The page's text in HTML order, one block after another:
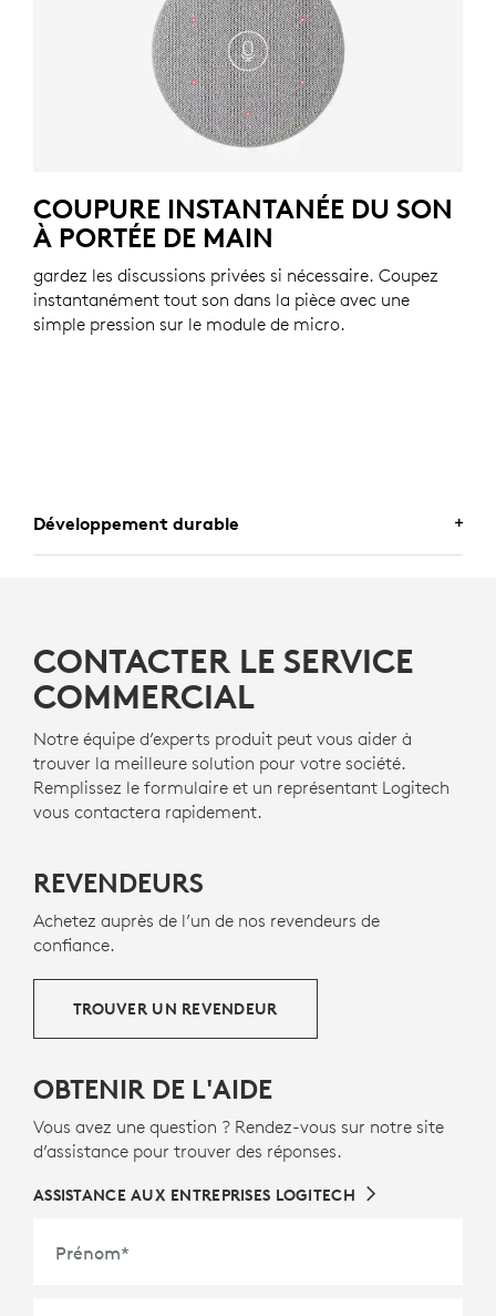
COUPURE INSTANTANÉE DU SON
À PORTÉE DE MAIN
gardez les discussions privées si nécessaire. Coupez
instantanément tout son dans la pièce avec une
simple pression sur le module de micro.
Développement durable
Nous travaillons activement à limiter notre impact
environnemental et à accélérer le changement des
mentalités.
FABRIQUÉ AVEC NEXT LIFE
PLASTICS
consommation afin d’offrir une nouvelle vie au
plastique en fin de vie issu d’anciens produits
électroniques grand public et de contribuer à réduire
À PROPOS DES PLASTIQUES RECYCLÉS
CONTACTER LE SERVICE
COMMERCIAL
Notre équipe d’experts produit peut vous aider à
trouver la meilleure solution pour votre société.
Remplissez le formulaire et un représentant Logitech
vous contactera rapidement.
REVENDEURS
Achetez auprès de l’un de nos revendeurs de
confiance.
TROUVER UN REVENDEUR
OBTENIR DE L'AIDE
Vous avez une question ? Rendez-vous sur notre site
d’assistance pour trouver des réponses.
ASSISTANCE AUX ENTREPRISES LOGITECH
Prénom*